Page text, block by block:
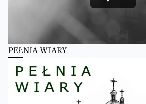
PEŁNIA WIARY